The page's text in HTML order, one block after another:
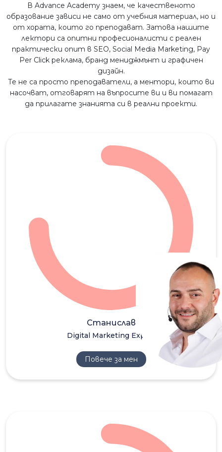
В Advance Academy знаем, че качественото
образование зависи не само от учебния материал, но и
от хората, които го преподават. Затова нашите
лектори са опитни професионалисти с реален
практически опит в SEO, Social Media Marketing, Pay
Per Click реклама, бранд мениджмънт и графичен
дизайн.
Те не са просто преподаватели, а ментори, които ви
насочват, отговарят на въпросите ви и ви помагат
да прилагате знанията си в реални проекти.
Станислав
Digital Marketing Expert
Повече за мен